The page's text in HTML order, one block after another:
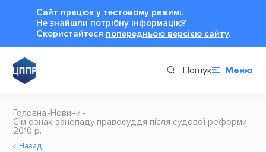
Сайт працює у тестовому режимі.
Не знайшли потрібну інформацію?
Cкористайтеся попередньою версією сайту.
Пошук Меню
Головна Новини
Сім ознак занепаду правосуддя після судової реформи
2010 р.
Назад